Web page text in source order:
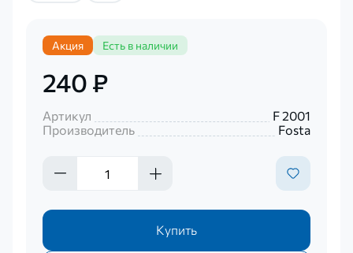
Акция Есть в наличии
240 ₽
Артикул
F 2001
Производитель
Fosta
Купить